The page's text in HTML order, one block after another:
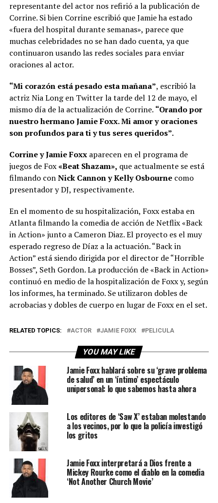
representante del actor nos refirió a la publicación de
Corrine. Si bien Corrine escribió que Jamie ha estado
«fuera del hospital durante semanas», parece que
muchas celebridades no se han dado cuenta, ya que
continuaron usando las redes sociales para enviar
oraciones al actor.
“Mi corazón está pesado esta mañana”, escribió la
actriz Nia Long en Twitter la tarde del 12 de mayo, el
mismo día de la actualización de Corrine. “Orando por
nuestro hermano Jamie Foxx. Mi amor y oraciones
son profundos para ti y tus seres queridos”.
Corrine y Jamie Foxx aparecen en el programa de
juegos de Fox«Beat Shazam», que actualmente se está
filmando conNick Cannon y Kelly Osbourne como
presentador y DJ, respectivamente.
En el momento de su hospitalización, Foxx estaba en
Atlanta filmando la comedia de acción de Netflix «Back
in Action» junto a Cameron Diaz. El proyecto es el muy
esperado regreso de Díaz a la actuación. “Back in
Action” está siendo dirigida por el director de “Horrible
Bosses”, Seth Gordon. La producción de «Back in Action»
continuó en medio de la hospitalización de Foxx y, según
los informes, ha terminado. Se utilizaron dobles de
acrobacias y dobles de cuerpo en lugar de Foxx en el set.
RELATED TOPICS: ACTOR JAMIE FOXX PELICULA
YOU MAY LIKE
Jamie Foxx hablará sobre su ‘grave problema
de salud’ en un ‘íntimo’ espectáculo
unipersonal: lo que sabemos hasta ahora
Los editores de ‘Saw X’ estaban molestando
a los vecinos, por lo que la policía investigó
los gritos
Jamie Foxx interpretará a Dios frente a
Mickey Rourke como el diablo en la comedia
‘Not Another Church Movie’